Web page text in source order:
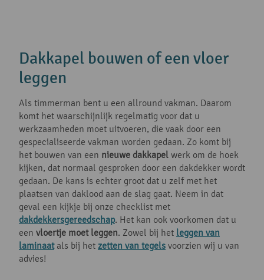
Dakkapel bouwen of een vloer
leggen
Als timmerman bent u een allround vakman. Daarom
komt het waarschijnlijk regelmatig voor dat u
werkzaamheden moet uitvoeren, die vaak door een
gespecialiseerde vakman worden gedaan. Zo komt bij
het bouwen van een nieuwe dakkapel werk om de hoek
kijken, dat normaal gesproken door een dakdekker wordt
gedaan. De kans is echter groot dat u zelf met het
plaatsen van daklood aan de slag gaat. Neem in dat
geval een kijkje bij onze checklist met
dakdekkersgereedschap. Het kan ook voorkomen dat u
een vloertje moet leggen. Zowel bij het leggen van
laminaatals bij het zetten van tegels voorzien wij u van
advies!